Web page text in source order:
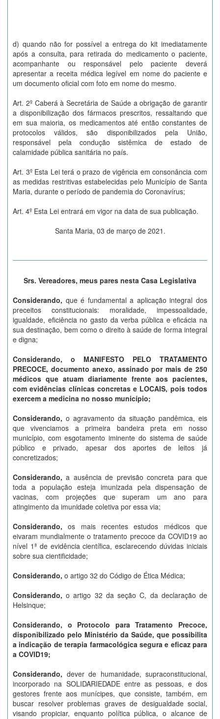
d) quando não for possível a entrega do kit imediatamente
após a consulta, para retirada do medicamento o paciente,
acompanhante ou responsável pelo paciente deverá
apresentar a receita médica legível em nome do paciente e
um documento oficial com foto em nome do mesmo.
Art. 2º Caberá à Secretária de Saúde a obrigação de garantir
a disponibilização dos fármacos prescritos, ressaltando que
em sua maioria, os medicamentos até então constantes de
protocolos válidos, são disponibilizados pela União,
responsável pela condução sistêmica de estado de
calamidade pública sanitária no país.
Art. 3º Esta Lei terá o prazo de vigência em consonância com
as medidas restritivas estabelecidas pelo Município de Santa
Maria, durante o período de pandemia do Coronavírus;
Art. 4º Esta Lei entrará em vigor na data de sua publicação.
Santa Maria, 03 de março de 2021.
Srs. Vereadores, meus pares nesta Casa Legislativa
Considerando, que é fundamental a aplicação integral dos
preceitos constitucionais: moralidade, impessoalidade,
igualdade, eficiência no gasto da verba pública e eficácia na
sua destinação, bem como o direito à saúde de forma integral
e digna;
Considerando, o MANIFESTO PELO TRATAMENTO
PRECOCE, documento anexo, assinado por mais de 250
médicos que atuam diariamente frente aos pacientes,
com evidências clínicas concretas e LOCAIS, pois todos
exercem a medicina no nosso município;
Considerando, o agravamento da situação pandêmica, eis
que vivenciamos a primeira bandeira preta em nosso
município, com esgotamento iminente do sistema de saúde
público e privado, apesar dos aportes de leitos já
concretizados;
Considerando, a ausência de previsão concreta para que
toda a população esteja imunizada pela dispensação de
vacinas, com projeções que superam um ano para
atingimento da imunidade coletiva por essa via;
Considerando, os mais recentes estudos médicos que
eivaram mundialmente o tratamento precoce da COVID19 ao
nível 1ª de evidência científica, esclarecendo dúvidas iniciais
sobre sua cientificidade;
Considerando, o artigo 32 do Código de Ética Médica;
Considerando,o artigo 32 da seção C, da declaração de
Helsinque;
Considerando, o Protocolo para Tratamento Precoce,
disponibilizado pelo Ministério da Saúde, que possibilita
a indicação de terapia farmacológica segura e eficaz para
a COVID19;
Considerando, dever de humanidade, supraconstitucional,
incorporado na SOLIDARIEDADE entre as pessoas, e dos
gestores frente aos munícipes, que consiste, também, em
buscar resolver problemas graves de desigualdade social,
visando propiciar, enquanto política pública, o alcance de